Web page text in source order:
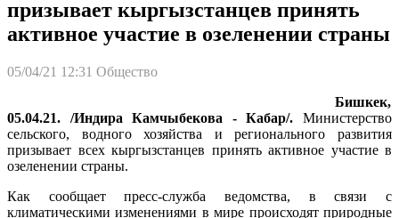
призывает кыргызстанцев принять
активное участие в озеленении страны
05/04/21 12:31 Общество
Бишкек,
05.04.21. /Индира Камчыбекова - Кабар/. Министерство
сельского, водного хозяйства и регионального развития
призывает всех кыргызстанцев принять активное участие в
озеленении страны.
Как сообщает пресс-служба ведомства, в связи с
климатическими изменениями в мире происходят природные